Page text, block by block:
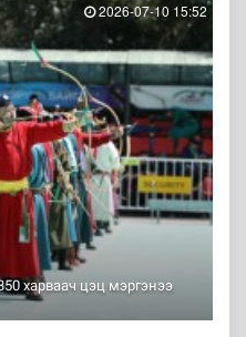
харваач цэц мэргэнээ
2026-07-10 15:52